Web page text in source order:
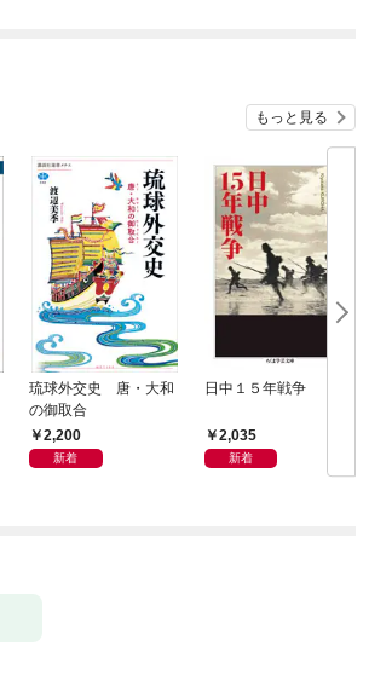
もっと見る
琉球外交史 唐・大和
の御取合
2,200
新着
日中１５年戦争
2,035
新着